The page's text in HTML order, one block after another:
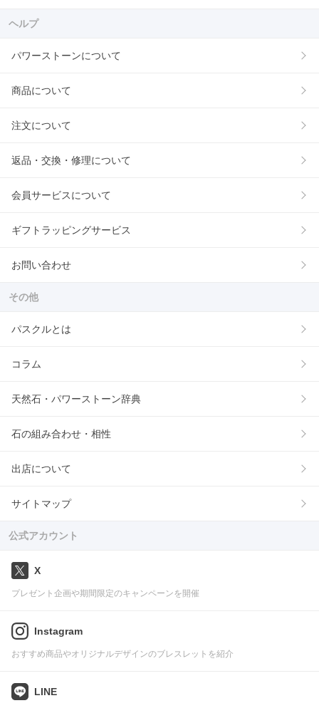
ヘルプ
パワーストーンについて
商品について
注文について
返品・交換・修理について
会員サービスについて
ギフトラッピングサービス
お問い合わせ
その他
パスクルとは
コラム
天然石・パワーストーン辞典
石の組み合わせ・相性
出店について
サイトマップ
公式アカウント
X
プレゼント企画や期間限定のキャンペーンを開催
Instagram
おすすめ商品やオリジナルデザインのブレスレットを紹介
LINE